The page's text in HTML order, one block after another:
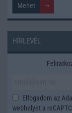
HÍRLEVÉL
Elfogadom az
webhelyet a